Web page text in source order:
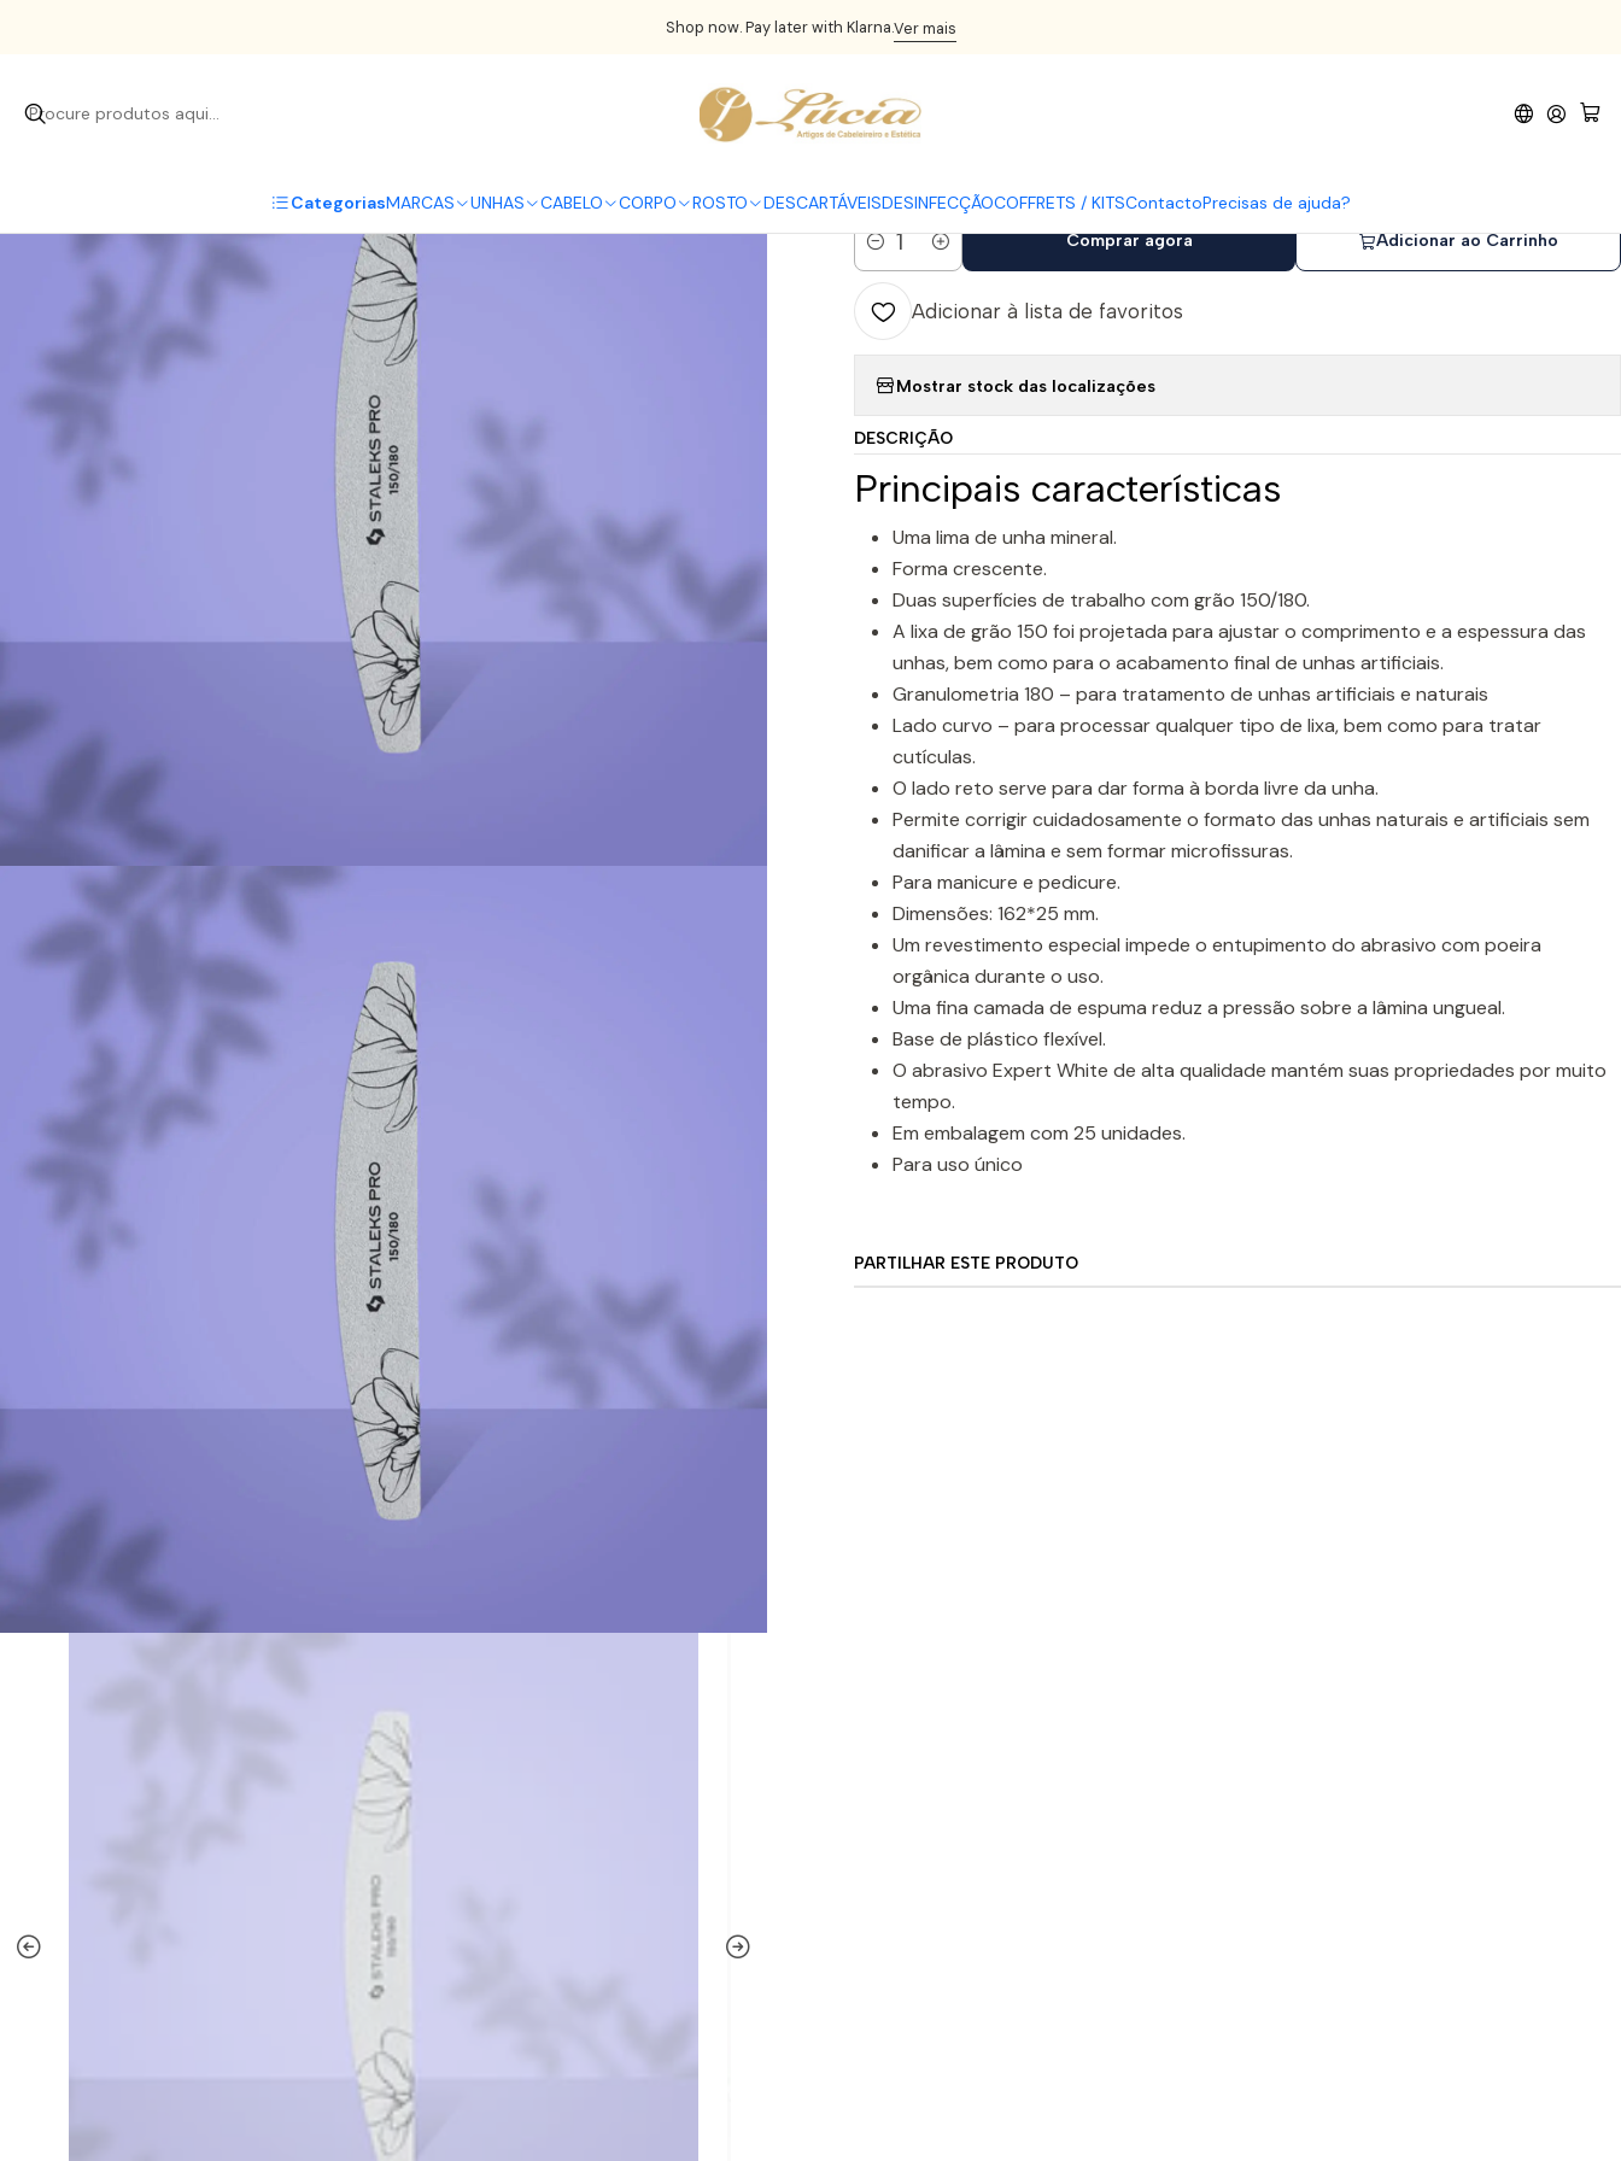
CategoriasMARCAS UNHAS CABELO CORPO ROSTO DESCARTÁVEISDESINFECÇÃOCOFFRETS / KITSContactoPrecisas de ajuda?
Shop now. Pay later with Klarna.Ver mais
Acessórios STALEKS - Lima Halfmoon 150/180 (25 unidades)
|
STALEKS - Lima Halfmoon 150/180 (25
Quantidade
Adicionar ao Carrinho
Comprar agora
Adicionar à lista de favoritos
Mostrar stock das localizações
DESCRIÇÃO
Principais características
Uma lima de unha mineral.
Forma crescente.
Duas superfícies de trabalho com grão 150/180.
A lixa de grão 150 foi projetada para ajustar o comprimento e a espessura das
unhas, bem como para o acabamento final de unhas artificiais.
Granulometria 180 – para tratamento de unhas artificiais e naturais
Lado curvo – para processar qualquer tipo de lixa, bem como para tratar
cutículas.
O lado reto serve para dar forma à borda livre da unha.
Permite corrigir cuidadosamente o formato das unhas naturais e artificiais sem
danificar a lâmina e sem formar microfissuras.
Para manicure e pedicure.
Dimensões: 162*25 mm.
Um revestimento especial impede o entupimento do abrasivo com poeira
orgânica durante o uso.
Uma fina camada de espuma reduz a pressão sobre a lâmina ungueal.
Base de plástico flexível.
O abrasivo Expert White de alta qualidade mantém suas propriedades por muito
tempo.
Em embalagem com 25 unidades.
Para uso único
PARTILHAR ESTE PRODUTO